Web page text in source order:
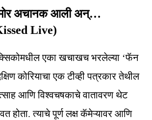
अचानक आली अन्…
Live)
एका खचाखच भरलेल्या ‘फॅन
कोरियाचा एक टीव्ही पत्रकार तेथील
आणि विश्वचषकाचे वातावरण थेट
होता. त्याचे पूर्ण लक्ष कॅमेऱ्यावर आणि